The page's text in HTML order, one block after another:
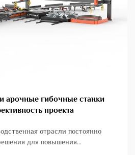
арочные гибочные станки
проекта
отрасли постоянно
для повышения